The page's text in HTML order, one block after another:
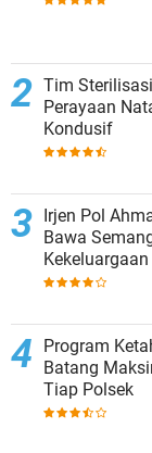
Tim
Perayaan
Kondusif
Irjen Pol
Bawa
Program
Batang
Tiap Polsek